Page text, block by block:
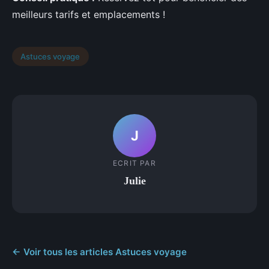
meilleurs tarifs et emplacements !
Astuces voyage
J
ECRIT PAR
Julie
← Voir tous les articles Astuces voyage